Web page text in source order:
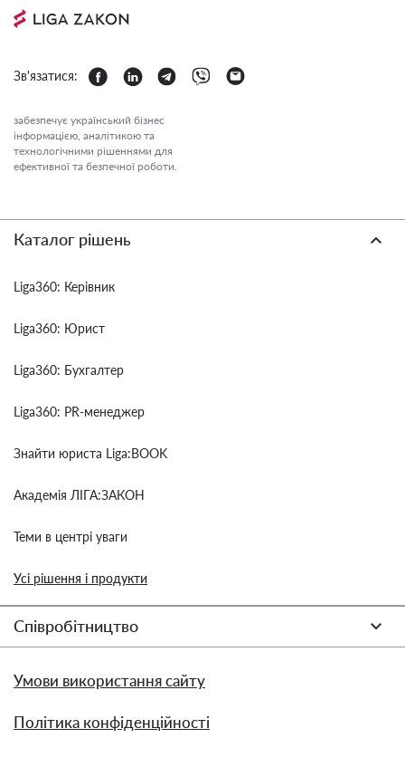
Зв'язатися:
забезпечує український бізнес
інформацією, аналітикою та
технологічними рішеннями для
ефективної та безпечної роботи.
Каталог рішень
Liga360: Керівник
Liga360: Юрист
Liga360: Бухгалтер
Liga360: PR-менеджер
Знайти юриста Liga:BOOK
Академія ЛІГА:ЗАКОН
Теми в центрі уваги
Усі рішення і продукти
Співробітництво
Умови використання сайту
Політика конфіденційності